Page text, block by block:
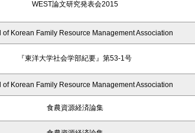
WEST論文研究発表会2015
of Korean Family Resource Management Association
『東洋大学社会学部紀要』第53-1号
of Korean Family Resource Management Association
食農資源経済論集